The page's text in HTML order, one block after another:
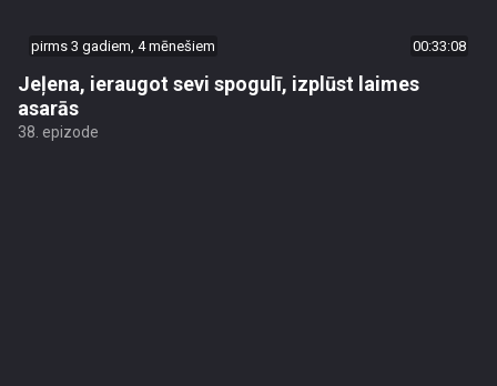
pirms 3 gadiem, 4 mēnešiem 00:33:08
Jeļena, ieraugot sevi spogulī, izplūst laimes
asarās
38. epizode